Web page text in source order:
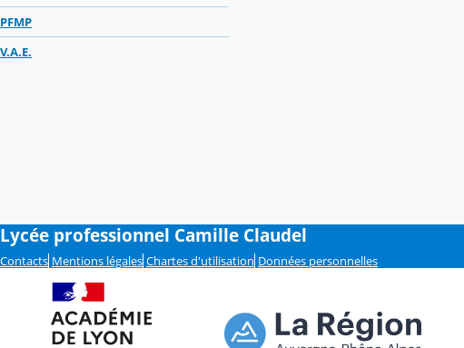
PFMP
V.A.E.
Lycée professionnel Camille Claudel
Contacts Mentions légales Chartes d'utilisation Données personnelles